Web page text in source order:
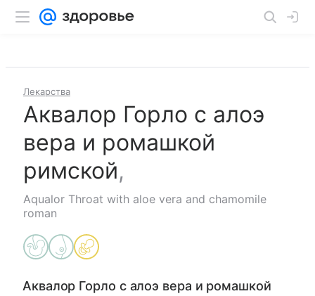
Лекарства
Аквалор Горло с алоэ
вера и ромашкой
римской,
Aqualor Throat with aloe vera and chamomile
roman
Аквалор Горло с алоэ вера и ромашкой